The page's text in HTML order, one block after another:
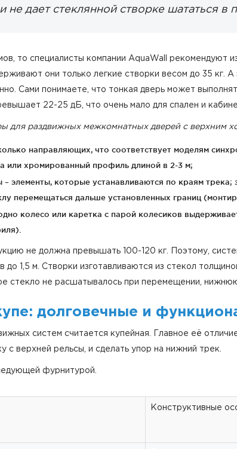
не дает стеклянной створке шататься в
то специалисты компании AquaWall рекомендуют
они только легкие створки весом до 35 кг.
Сами понимаете, что тонкая дверь может
22-25 дБ, что очень мало для спален и
для раздвижных межкомнатных дверей с верхним
направляющих, что соответствует моделям
или хромированный профиль длиной в 2-3 м;
элементы, которые устанавливаются по краям
перемещаться дальше установленных границ
колесо или каретка с парой колесиков
не должна превышать 100-120 кг. Поэтому,
1,5 м. Створки изготавливаются из стекол
стекло не расшатывалось при перемещении,
долговечные и
систем считается купейная. Главное её
с верхней рельсы, и сделать упор на нижний трек.
фурнитурой.
Конструктивные